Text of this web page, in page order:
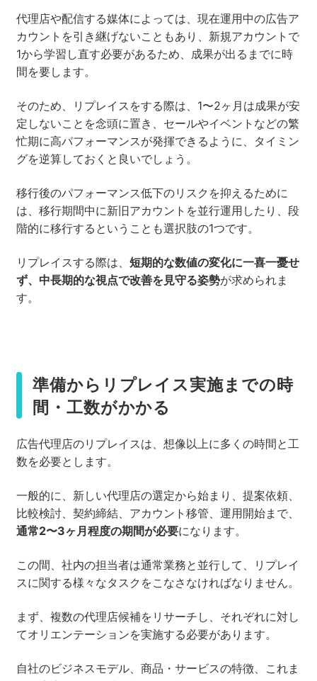
代理店や配信する媒体によっては、現在運用中の広告ア
カウントを引き継げないこともあり、新規アカウントで
1から学習し直す必要があるため、成果が出るまでに時
間を要します。
そのため、リプレイスをする際は、1〜2ヶ月は成果が安
定しないことを念頭に置き、セールやイベントなどの繁
忙期に高パフォーマンスが発揮できるように、タイミン
グを逆算しておくと良いでしょう。
移行後のパフォーマンス低下のリスクを抑えるために
は、移行期間中に新旧アカウントを並行運用したり、段
階的に移行するということも選択肢の1つです。
リプレイスする際は、 短期的な数値の変化に一喜一憂せ
ず、中長期的な視点で改善を見守る姿勢が求められま
す。
準備からリプレイス実施までの時
間・工数がかかる
広告代理店のリプレイスは、想像以上に多くの時間と工
数を必要とします。
一般的に、新しい代理店の選定から始まり、提案依頼、
比較検討、契約締結、アカウント移管、運用開始まで、
通常2〜3ヶ月程度の期間が必要になります。
この間、社内の担当者は通常業務と並行して、リプレイ
スに関する様々なタスクをこなさなければなりません。
まず、複数の代理店候補をリサーチし、それぞれに対し
てオリエンテーションを実施する必要があります。
自社のビジネスモデル、商品・サービスの特徴、これま